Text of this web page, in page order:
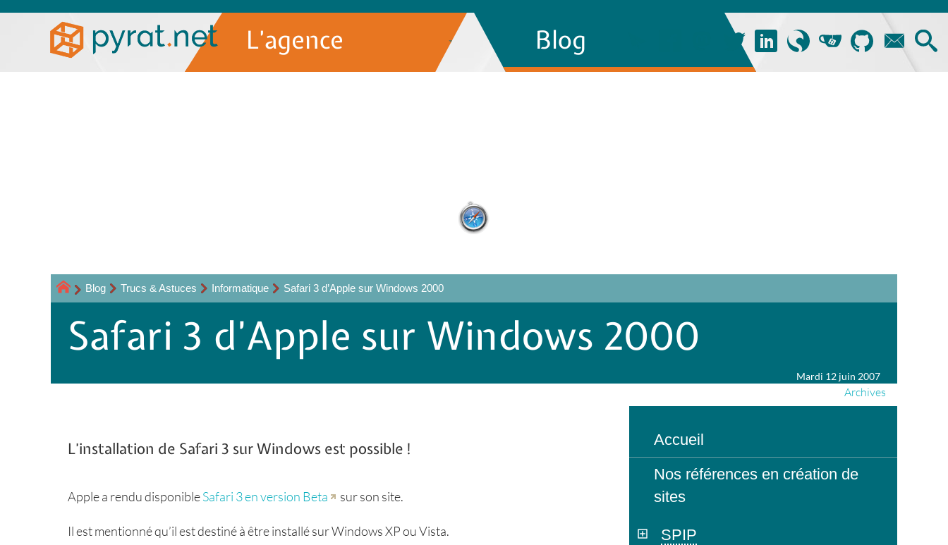
L’agence Blog
Blog Trucs & Astuces Informatique Safari 3 d’Apple sur Windows 2000
Safari 3 d’Apple sur Windows 2000
Mardi 12 juin 2007
Archives
L’installation de Safari 3 sur Windows est possible !
Apple a rendu disponibleSafari 3 en version Beta sur son site.
Il est mentionné qu’il est destiné à être installé sur Windows XP ou Vista.
Accueil
Nos références en création de
sites
SPIP